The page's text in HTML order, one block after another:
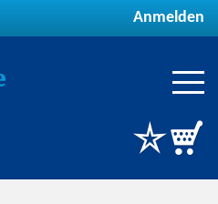
Anmelden